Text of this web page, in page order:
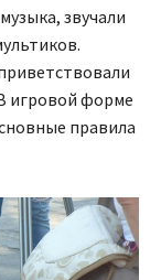
звучали
игровой форме
правила